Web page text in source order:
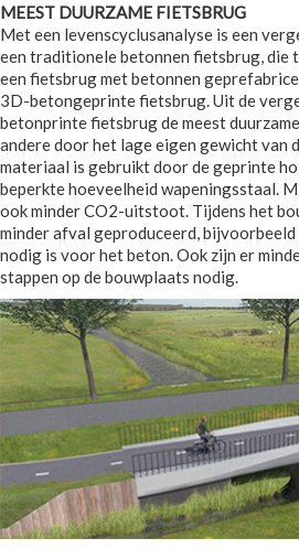
MEEST DUURZAME FIETSBRUG
Met een levenscyclusanalyse is een
een traditionele betonnen fietsbrug,
een fietsbrug met betonnen
3D-betongeprinte fietsbrug. Uit de
betonprinte fietsbrug de meest
andere door het lage eigen gewicht van
materiaal is gebruikt door de geprinte
beperkte hoeveelheid wapeningsstaal.
ook minder CO2-uitstoot. Tijdens het
minder afval geproduceerd,
nodig is voor het beton. Ook zijn er
stappen op de bouwplaats nodig.